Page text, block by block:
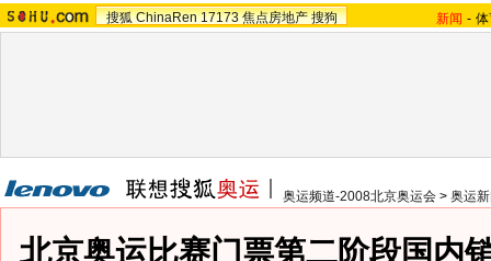
搜狐 ChinaRen 17173 焦点房地产 搜狗 新闻 -
奥运频道-2008北京奥运会 > 奥运
北京奥运比赛门票第二阶段国内